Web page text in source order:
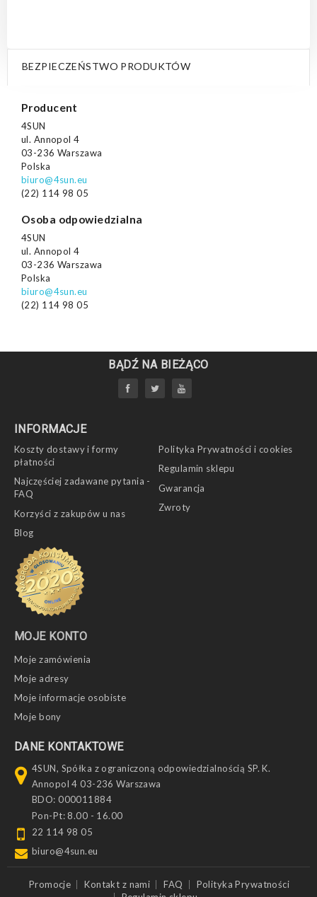
BEZPIECZEŃSTWO PRODUKTÓW
Producent
4SUN
ul. Annopol 4
03-236 Warszawa
Polska
biuro@4sun.eu
(22) 114 98 05
Osoba odpowiedzialna
4SUN
ul. Annopol 4
03-236 Warszawa
Polska
biuro@4sun.eu
(22) 114 98 05
BĄDŹ NA BIEŻĄCO
INFORMACJE
Koszty dostawy i formy
płatności
Najczęściej zadawane pytania -
FAQ
Korzyści z zakupów u nas
Blog
Polityka Prywatności i cookies
Regulamin sklepu
Gwarancja
Zwroty
MOJE KONTO
Moje zamówienia
Moje adresy
Moje informacje osobiste
Moje bony
DANE KONTAKTOWE
4SUN, Spółka z ograniczoną odpowiedzialnością SP. K.
Annopol 4 03-236 Warszawa
BDO: 000011884
Pon-Pt: 8.00 - 16.00
22 114 98 05
biuro@4sun.eu
Promocje Kontakt z nami FAQ
Polityka Prywatności